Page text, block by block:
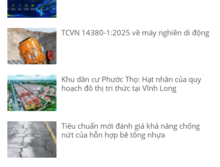
TCVN 14380-1:2025 về máy nghiền di động
Khu dân cư Phước Thọ: Hạt nhân của quy
hoạch đô thị tri thức tại Vĩnh Long
Tiêu chuẩn mới đánh giá khả năng chống
nứt của hỗn hợp bê tông nhựa